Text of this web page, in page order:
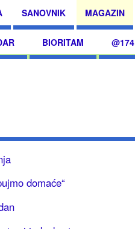
SANOVNIK MAGAZIN
BIORITAM @174
domaće“